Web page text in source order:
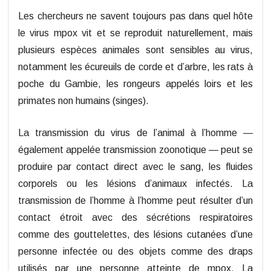
Les chercheurs ne savent toujours pas dans quel hôte
le virus mpox vit et se reproduit naturellement, mais
plusieurs espèces animales sont sensibles au virus,
notamment les écureuils de corde et d’arbre, les rats à
poche du Gambie, les rongeurs appelés loirs et les
primates non humains (singes).
La transmission du virus de l’animal à l’homme —
également appelée transmission zoonotique — peut se
produire par contact direct avec le sang, les fluides
corporels ou les lésions d’animaux infectés. La
transmission de l’homme à l’homme peut résulter d’un
contact étroit avec des sécrétions respiratoires
comme des gouttelettes, des lésions cutanées d’une
personne infectée ou des objets comme des draps
utilisés par une personne atteinte de mpox. La